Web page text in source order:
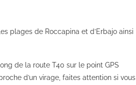
plages de Roccapina et d’Erbajo ainsi
de la route T40 sur le point GPS
d’un virage, faites attention si vous